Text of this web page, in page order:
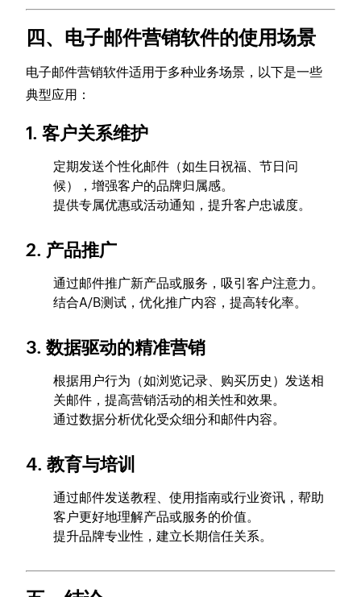
四、电子邮件营销软件的使用场景
电子邮件营销软件适用于多种业务场景，以下是一些
典型应用：
1. 客户关系维护
定期发送个性化邮件（如生日祝福、节日问
候），增强客户的品牌归属感。
提供专属优惠或活动通知，提升客户忠诚度。
2. 产品推广
通过邮件推广新产品或服务，吸引客户注意力。
结合A/B测试，优化推广内容，提高转化率。
3. 数据驱动的精准营销
根据用户行为（如浏览记录、购买历史）发送相
关邮件，提高营销活动的相关性和效果。
通过数据分析优化受众细分和邮件内容。
4. 教育与培训
通过邮件发送教程、使用指南或行业资讯，帮助
客户更好地理解产品或服务的价值。
提升品牌专业性，建立长期信任关系。